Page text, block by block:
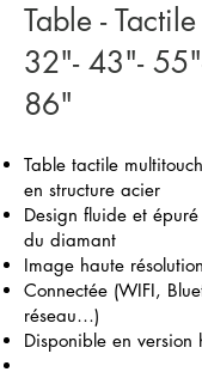
Table - Tactile
​32"- 43"-
86"
Table tactile
en structure acier
Design fluide et
du diamant
Image haute résolution
Connectée (WIFI,
réseau…)
Disponible en version